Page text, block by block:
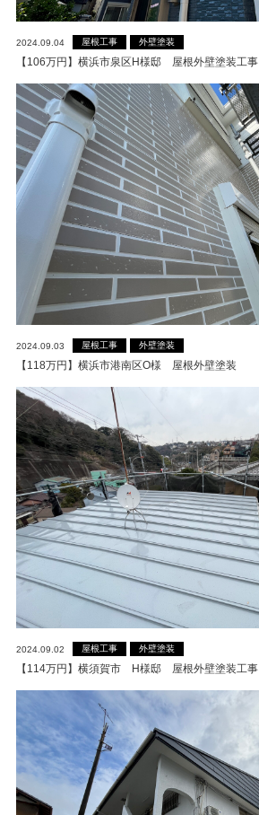
2024.09.04 屋根工事 外壁塗装
【106万円】横浜市泉区H様邸 屋根外壁塗装工事
2024.09.03 屋根工事 外壁塗装
【118万円】横浜市港南区O様 屋根外壁塗装
2024.09.02 屋根工事 外壁塗装
【114万円】横須賀市 H様邸 屋根外壁塗装工事